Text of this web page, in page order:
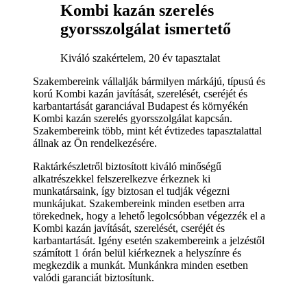
Kombi kazán szerelés
gyorsszolgálat ismertető
Kiváló szakértelem, 20 év tapasztalat
Szakembereink vállalják bármilyen márkájú, típusú és
korú Kombi kazán javítását, szerelését, cseréjét és
karbantartását garanciával Budapest és környékén
Kombi kazán szerelés gyorsszolgálat kapcsán.
Szakembereink több, mint két évtizedes tapasztalattal
állnak az Ön rendelkezésére.
Raktárkészletről biztosított kiváló minőségű
alkatrészekkel felszerelkezve érkeznek ki
munkatársaink, így biztosan el tudják végezni
munkájukat. Szakembereink minden esetben arra
törekednek, hogy a lehető legolcsóbban végezzék el a
Kombi kazán javítását, szerelését, cseréjét és
karbantartását. Igény esetén szakembereink a jelzéstől
számított 1 órán belül kiérkeznek a helyszínre és
megkezdik a munkát. Munkánkra minden esetben
valódi garanciát biztosítunk.